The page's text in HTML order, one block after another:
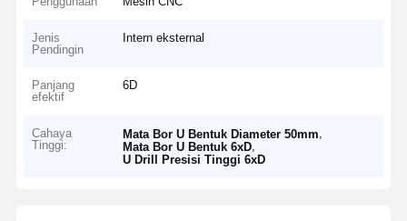
Jenis
Pendingin
Intern eksternal
Panjang
efektif
6D
Cahaya
Tinggi:
Mata Bor U Bentuk Diameter 50mm
Mata Bor U Bentuk 6xD
U Drill Presisi Tinggi 6xD